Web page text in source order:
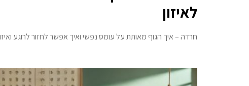
לאיזון
חרדה – איך הגוף מאותת על עומס נפשי ואיך אפשר לחזור לרוגע